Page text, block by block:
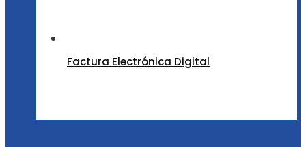
Factura Electrónica Digital